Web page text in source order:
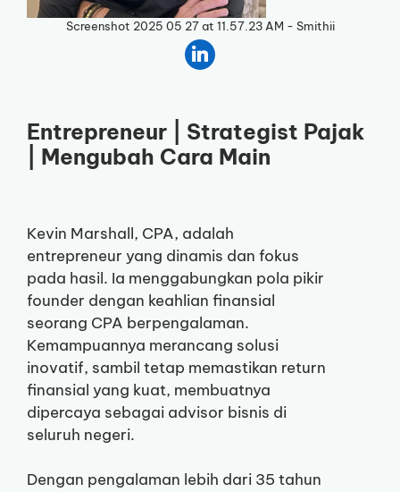
Screenshot 2025 05 27 at 11.57.23 AM - Smithii
Entrepreneur | Strategist Pajak
| Mengubah Cara Main
Kevin Marshall, CPA, adalah
entrepreneur yang dinamis dan fokus
pada hasil. Ia menggabungkan pola pikir
founder dengan keahlian finansial
seorang CPA berpengalaman.
Kemampuannya merancang solusi
inovatif, sambil tetap memastikan return
finansial yang kuat, membuatnya
dipercaya sebagai advisor bisnis di
seluruh negeri.
Dengan pengalaman lebih dari 35 tahun